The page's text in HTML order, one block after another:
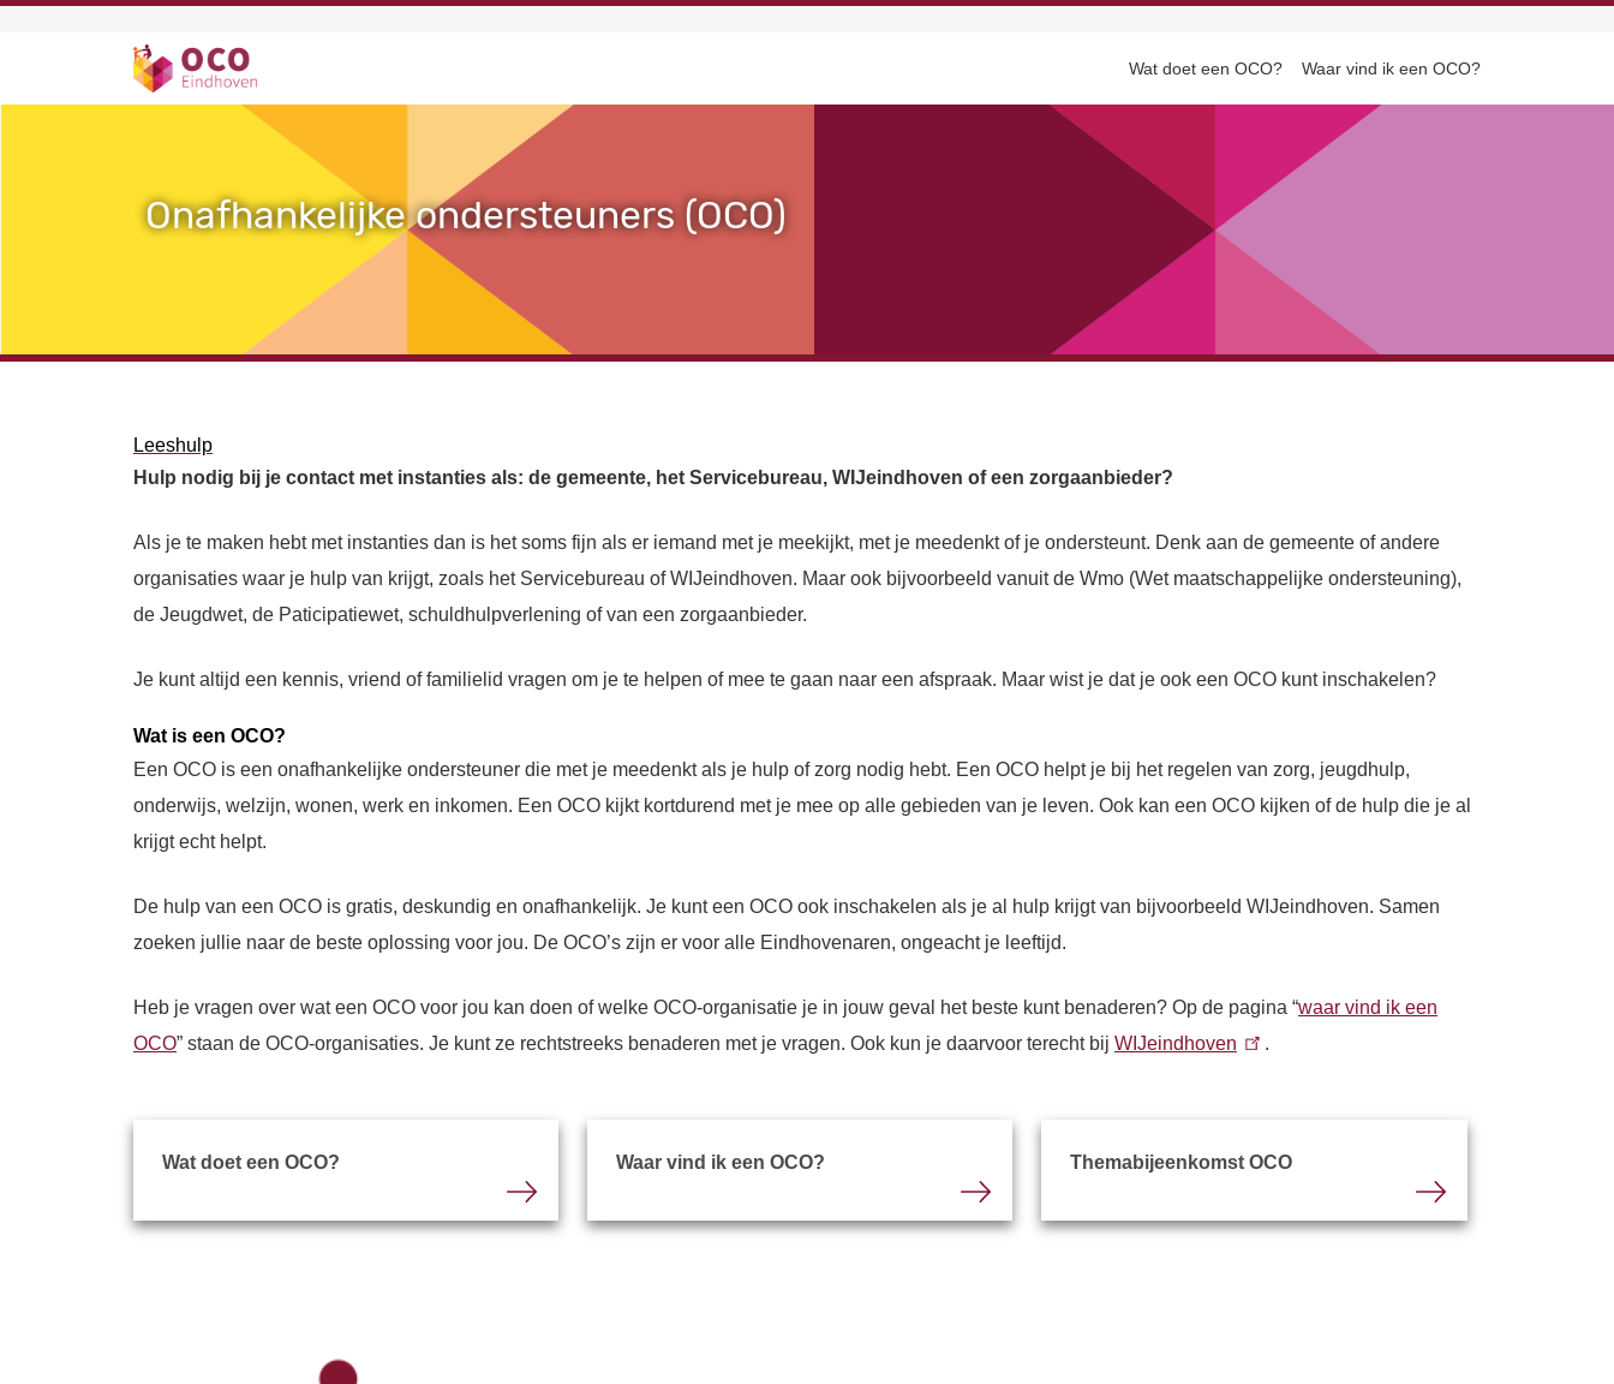
Direct naar de inhoud Wat doet een OCO? Waar vind ik een OCO?
Onafhankelijke ondersteuners (OCO)
Leeshulp
Hulp nodig bij je contact met instanties als: de gemeente, het Servicebureau, WIJeindhoven of een zorgaanbieder?
Als je te maken hebt met instanties dan is het soms fijn als er iemand met je meekijkt, met je meedenkt of je ondersteunt. Denk aan de gemeente of andere
organisaties waar je hulp van krijgt, zoals het Servicebureau of WIJeindhoven. Maar ook bijvoorbeeld vanuit de Wmo (Wet maatschappelijke ondersteuning),
de Jeugdwet, de Paticipatiewet, schuldhulpverlening of van een zorgaanbieder.
Je kunt altijd een kennis, vriend of familielid vragen om je te helpen of mee te gaan naar een afspraak. Maar wist je dat je ook een OCO kunt inschakelen?
Wat is een OCO?
Een OCO is een onafhankelijke ondersteuner die met je meedenkt als je hulp of zorg nodig hebt. Een OCO helpt je bij het regelen van zorg, jeugdhulp,
onderwijs, welzijn, wonen, werk en inkomen. Een OCO kijkt kortdurend met je mee op alle gebieden van je leven. Ook kan een OCO kijken of de hulp die je al
krijgt echt helpt.
De hulp van een OCO is gratis, deskundig en onafhankelijk. Je kunt een OCO ook inschakelen als je al hulp krijgt van bijvoorbeeld WIJeindhoven. Samen
zoeken jullie naar de beste oplossing voor jou. De OCO’s zijn er voor alle Eindhovenaren, ongeacht je leeftijd.
Heb je vragen over wat een OCO voor jou kan doen of welke OCO-organisatie je in jouw geval het beste kunt benaderen? Op de pagina “waar vind ik een
OCO” staan de OCO-organisaties. Je kunt ze rechtstreeks benaderen met je vragen. Ook kun je daarvoor terecht bij WIJeindhoven .
Wat doet een OCO? Waar vind ik een OCO? Themabijeenkomst OCO